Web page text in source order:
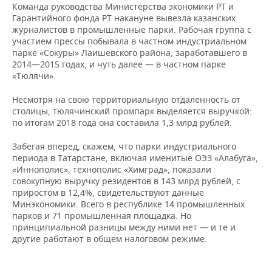
ФИГУРНОЕ КАТАНИЕ
ВОДНЫЕ ВИДЫ СПОРТА
ХОККЕЙ С МЯЧОМ
МЕДИЦИНА
ОБРАЗОВАНИЕ
ПРОИСШЕСТВИЯ
Команда руководства Министерства экономики РТ и
Гарантийного фонда РТ накануне вывезла казанских
журналистов в промышленные парки. Рабочая группа с
участием прессы побывала в частном индустриальном
парке «Сокуры» Лаишевского района, заработавшего в
2014—2015 годах, и чуть далее — в частном парке
«Тюлячи».
Несмотря на свою территориальную отдаленность от
столицы, тюлячинский промпарк выделяется выручкой:
по итогам 2018 года она составила 1,3 млрд рублей.
Забегая вперед, скажем, что парки индустриального
периода в Татарстане, включая именитые ОЭЗ «Алабуга»,
«Иннополис», технополис «Химград», показали
совокупную выручку резидентов в 143 млрд рублей, с
приростом в 12,4%, свидетельствуют данные
Минэкономики. Всего в республике 14 промышленных
парков и 71 промышленная площадка. Но
принципиальной разницы между ними нет — и те и
другие работают в общем налоговом режиме.